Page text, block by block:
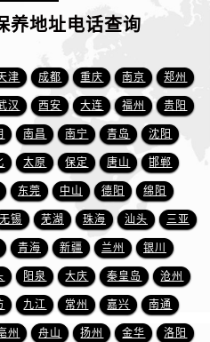
山东省日照市东港区烟台路宝珀售后服务中心（需提前预约）
山东省泰安市泰山区财源街道泰山大街宝珀售后服务中心（需提前预约）
山东省威海市环翠区新威海路89号振华商厦一楼名表维修宝珀售后服务中心（需提前预约）
山东省潍坊市奎文区东风东街宝珀售后服务中心（需提前预约）
山东省枣庄市滕州市北辛路与善国路交叉口宝珀售后服务中心（需提前预约）
山东省淄博市张店区金晶大道宝珀售后服务中心（需提前预约）
上海市黄浦区南京东路299号宏伊国际广场写字楼8层806室宝珀售后服务中心（需提前预约）
上海市徐汇区虹桥路3号港汇中心2座37层3705室宝珀售后服务中心（需提前预约）
浙江省杭州市上城区钱江路1366号华润大厦A座5层503-5室宝珀售后服务中心（需提前预约）
浙江省湖州市吴兴区劳动路宝珀售后服务中心（需提前预约）
浙江省嘉兴市南湖区广益路705号嘉兴世界贸易中心A座13层1304室宝珀售后服务中心（需提前预约）
养地址电话查询
津 成都 重庆 南京 郑州
汉 西安 大连 福州 贵阳
南昌 南宁 青岛 沈阳
太原 保定 唐山 邯郸
东莞 中山 德阳 绵阳
无锡 芜湖 珠海 汕头 三亚
青海 新疆 兰州 银川
阳泉 大庆 秦皇岛 沧州
九江 常州 嘉兴 南通
州 舟山 扬州 金华 洛阳